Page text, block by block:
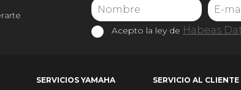
Acepto la ley de Habeas
SERVICIOS YAMAHA SERVICIO AL CLIENTE